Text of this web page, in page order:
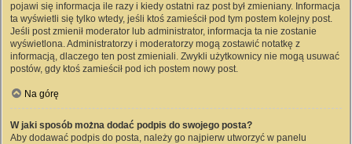
pojawi się informacja ile razy i kiedy ostatni raz post był zmieniany. Informacja
ta wyświetli się tylko wtedy, jeśli ktoś zamieścił pod tym postem kolejny post.
Jeśli post zmienił moderator lub administrator, informacja ta nie zostanie
wyświetlona. Administratorzy i moderatorzy mogą zostawić notatkę z
informacją, dlaczego ten post zmieniali. Zwykli użytkownicy nie mogą usuwać
postów, gdy ktoś zamieścił pod ich postem nowy post.
Na górę
W jaki sposób można dodać podpis do swojego posta?
Aby dodawać podpis do posta, należy go najpierw utworzyć w panelu